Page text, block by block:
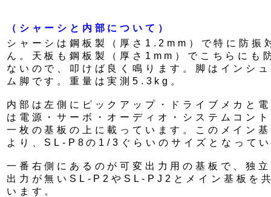
（シャーシと内部について）
シャーシは鋼板製（厚さ1.2mm）で特に防振
ん。天板も鋼板製（厚さ1mm）でこちらにも
ないので、叩けば良く鳴ります。脚はインシ
ム脚です。重量は実測5.3kg。
内部は左側にピックアップ・ドライブメカと
は電源・サーボ・オーディオ・システムコン
一枚の基板の上に載っています。このメイン
より、SL-P8の1/3ぐらいのサイズとなって
一番右側にあるのが可変出力用の基板で、独
出力が無いSL-P2やSL-PJ2とメイン基板を
います。